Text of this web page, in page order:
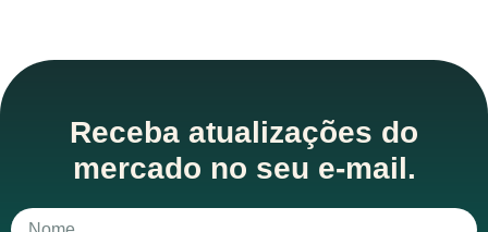
Receba atualizações do
mercado no seu e-mail.